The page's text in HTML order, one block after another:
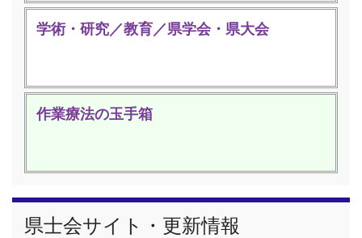
学術・研究／教育／県学会・県大会
作業療法の玉手箱
県士会サイト・更新情報